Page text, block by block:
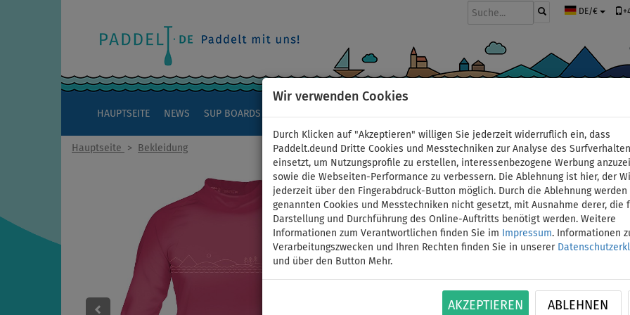
Wir verwenden Cookies
Durch Klicken auf "Akzeptieren" willigen Sie jederzeit widerruflich ein, dass
Paddelt.deund Dritte Cookies und Messtechniken zur Analyse des
einsetzt, um Nutzungsprofile zu erstellen, interessenbezogene Werbung
sowie die Webseiten-Performance zu verbessern. Die Ablehnung ist hier, der
jederzeit über den Fingerabdruck-Button möglich. Durch die Ablehnung werden
genannten Cookies und Messtechniken nicht gesetzt, mit Ausnahme derer, die
Darstellung und Durchführung des Online-Auftritts benötigt werden. Weitere
Informationen zum Verantwortlichen finden Sie im
Impressum. Informationen
Verarbeitungszwecken und Ihren Rechten finden Sie in unserer
und über den Button Mehr.
AKZEPTIEREN ABLEHNEN
DE/€
HAUPTSEITE NEWS SUP BOARDS
Hauptseite > Bekleidung
T-Shirt Damen
Lycra langarm - Größe:
Frauen-Lycra von PADDLEFASHION.COM
dem eintauchen kühlt es angenehm ab und